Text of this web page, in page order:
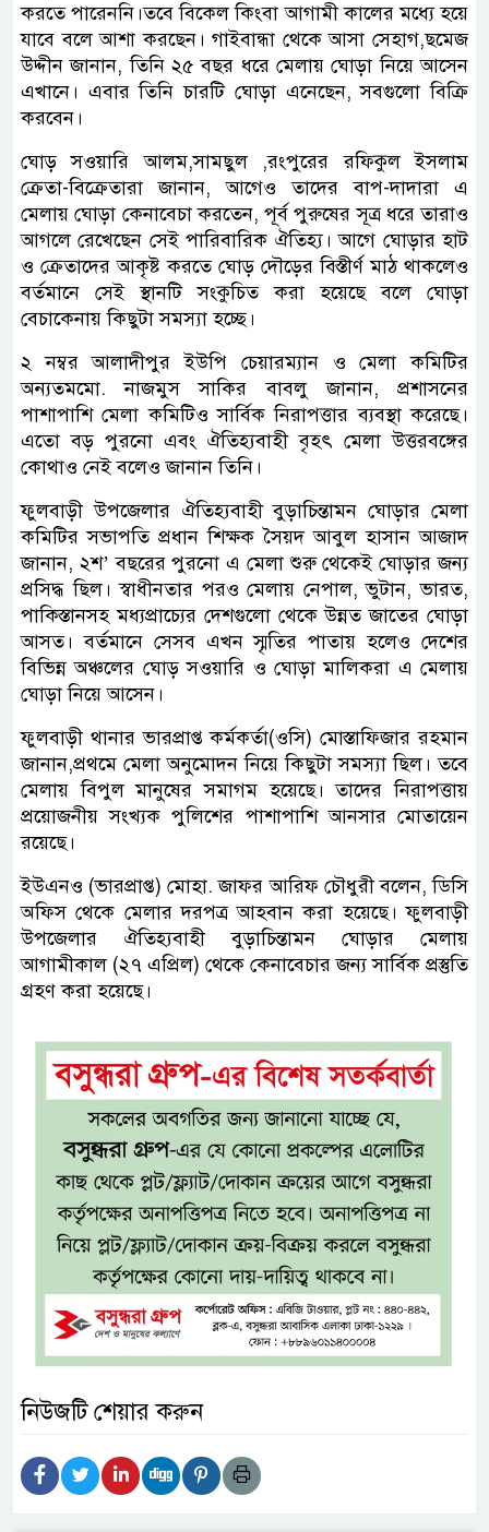
করতে পারেননি।তবে বিকেল কিংবা আগামী কালের মধ্যে হয়ে
যাবে বলে আশা করছেন। গাইবান্ধা থেকে আসা সেহাগ,ছমেজ
উদ্দীন জানান, তিনি ২৫ বছর ধরে মেলায় ঘোড়া নিয়ে আসেন
এখানে। এবার তিনি চারটি ঘোড়া এনেছেন, সবগুলো বিক্রি
করবেন।
ঘোড় সওয়ারি আলম,সামছুল ,রংপুরের রফিকুল ইসলাম
ক্রেতা-বিক্রেতারা জানান, আগেও তাদের বাপ-দাদারা এ
মেলায় ঘোড়া কেনাবেচা করতেন, পূর্ব পুরুষের সূত্র ধরে তারাও
আগলে রেখেছেন সেই পারিবারিক ঐতিহ্য। আগে ঘোড়ার হাট
ও ক্রেতাদের আকৃষ্ট করতে ঘোড় দৌড়ের বিস্তীর্ণ মাঠ থাকলেও
বর্তমানে সেই স্থানটি সংকুচিত করা হয়েছে বলে ঘোড়া
বেচাকেনায় কিছুটা সমস্যা হচ্ছে।
২ নম্বর আলাদীপুর ইউপি চেয়ারম্যান ও মেলা কমিটির
অন্যতমমো. নাজমুস সাকির বাবলু জানান, প্রশাসনের
পাশাপাশি মেলা কমিটিও সার্বিক নিরাপত্তার ব্যবস্থা করেছে।
এতো বড় পুরনো এবং ঐতিহ্যবাহী বৃহৎ মেলা উত্তরবঙ্গের
কোথাও নেই বলেও জানান তিনি।
ফুলবাড়ী উপজেলার ঐতিহ্যবাহী বুড়াচিন্তামন ঘোড়ার মেলা
কমিটির সভাপতি প্রধান শিক্ষক সৈয়দ আবুল হাসান আজাদ
জানান, ২শ’ বছরের পুরনো এ মেলা শুরু থেকেই ঘোড়ার জন্য
প্রসিদ্ধ ছিল। স্বাধীনতার পরও মেলায় নেপাল, ভুটান, ভারত,
পাকিস্তানসহ মধ্যপ্রাচ্যের দেশগুলো থেকে উন্নত জাতের ঘোড়া
আসত। বর্তমানে সেসব এখন স্মৃতির পাতায় হলেও দেশের
বিভিন্ন অঞ্চলের ঘোড় সওয়ারি ও ঘোড়া মালিকরা এ মেলায়
ঘোড়া নিয়ে আসেন।
ফুলবাড়ী থানার ভারপ্রাপ্ত কর্মকর্তা(ওসি) মোস্তাফিজার রহমান
জানান,প্রথমে মেলা অনুমোদন নিয়ে কিছুটা সমস্যা ছিল। তবে
মেলায় বিপুল মানুষের সমাগম হয়েছে। তাদের নিরাপত্তায়
প্রয়োজনীয় সংখ্যক পুলিশের পাশাপাশি আনসার মোতায়েন
রয়েছে।
ইউএনও (ভারপ্রাপ্ত) মোহা. জাফর আরিফ চৌধুরী বলেন, ডিসি
অফিস থেকে মেলার দরপত্র আহবান করা হয়েছে। ফুলবাড়ী
উপজেলার ঐতিহ্যবাহী বুড়াচিন্তামন ঘোড়ার মেলায়
আগামীকাল (২৭ এপ্রিল) থেকে কেনাবেচার জন্য সার্বিক প্রস্তুতি
গ্রহণ করা হয়েছে।
নিউজটি শেয়ার করুন